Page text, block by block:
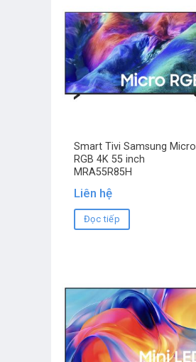
Smart Tivi Samsung Micro
RGB 4K 55 inch
MRA55R85H
Liên hệ
Đọc tiếp